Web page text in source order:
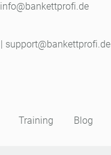
info@bankettprofi.de
| support@bankettprofi.de
Training Blog